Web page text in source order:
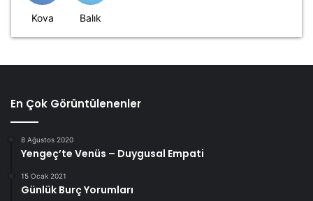
Kova Balık
En Çok Görüntülenenler
8 Ağustos 2020
Yengeç’te Venüs – Duygusal Empati
15 Ocak 2021
Günlük Burç Yorumları